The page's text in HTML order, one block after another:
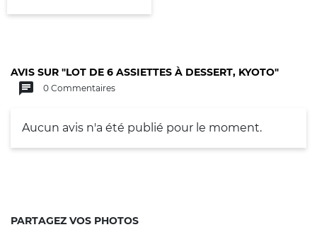
AVIS SUR "LOT DE 6 ASSIETTES À DESSERT, KYOTO"
chat 0 Commentaires
Aucun avis n'a été publié pour le moment.
PARTAGEZ VOS PHOTOS